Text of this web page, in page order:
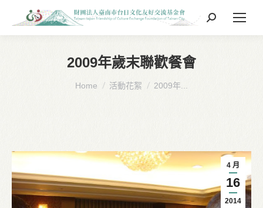
Search:
2009年歲末聯歡餐會
You are here:
Home 活動花絮 2009年...
4 月
16
2014